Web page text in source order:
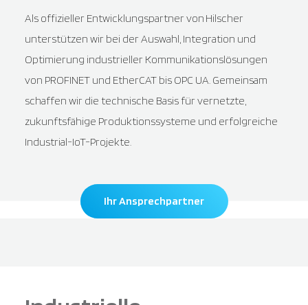
Als offizieller Entwicklungspartner von Hilscher
unterstützen wir bei der Auswahl, Integration und
Optimierung industrieller Kommunikationslösungen
von PROFINET und EtherCAT bis OPC UA. Gemeinsam
schaffen wir die technische Basis für vernetzte,
zukunftsfähige Produktionssysteme und erfolgreiche
Industrial-IoT-Projekte.
Ihr Ansprechpartner